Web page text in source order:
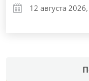
12 августа